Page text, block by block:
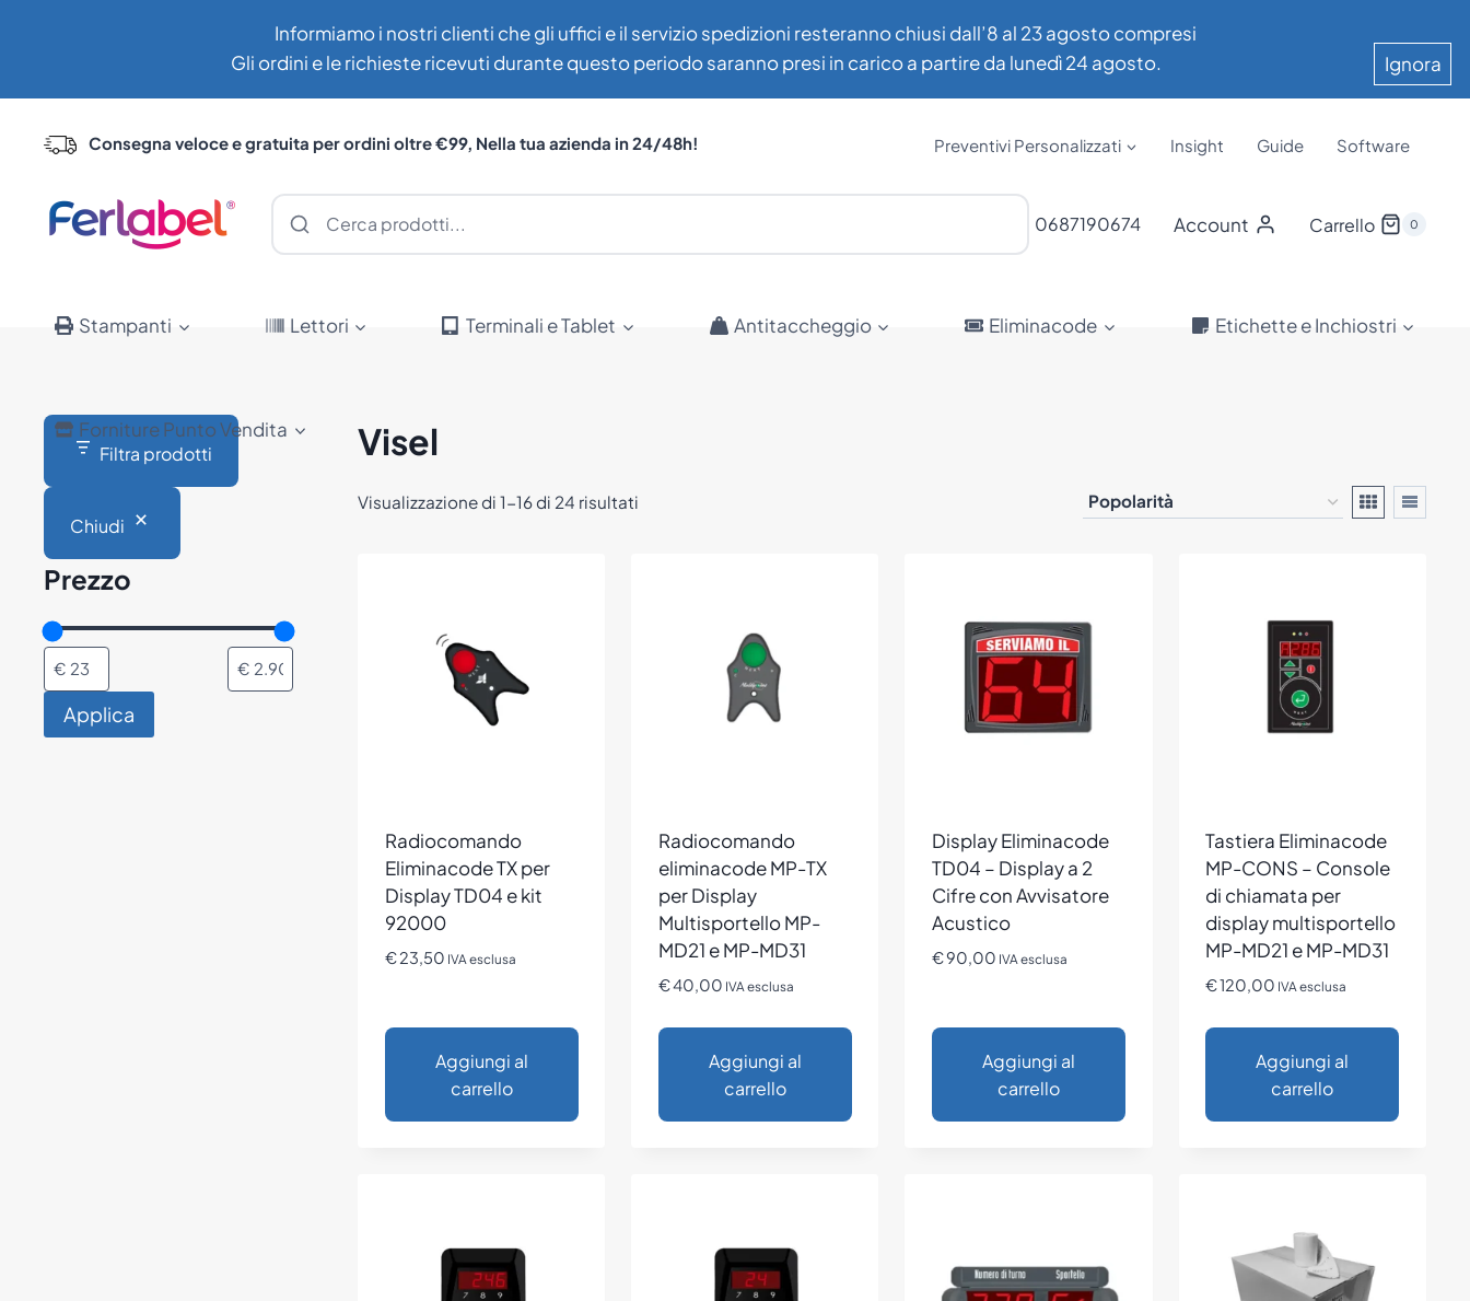
Informiamo i nostri clienti che gli uffici e il servizio spedizioni resteranno chiusi dall’8 al 23 agosto compresi
Gli ordini e le richieste ricevuti durante questo periodo saranno presi in carico a partire da lunedì 24 agosto.
Ignora
Consegna veloce e gratuita per ordini oltre €99, Nella tua azienda in 24/48h! Preventivi Personalizzati Insight Guide Software
0687190674 Account Carrello 0
Stampanti Lettori Terminali e Tablet Antitaccheggio Eliminacode Etichette e Inchiostri
Forniture Punto Vendita Visel
Visualizzazione di 1-16 di 24 risultati
Radiocomando
Eliminacode TX per
Display TD04 e kit
92000
€23,50 IVA esclusa
Aggiungi al
carrello
Radiocomando
eliminacode MP-TX
per Display
Multisportello MP-
MD21 e MP-MD31
€40,00 IVA esclusa
Aggiungi al
carrello
Display Eliminacode
TD04 – Display a 2
Cifre con Avvisatore
Acustico
€90,00 IVA esclusa
Aggiungi al
carrello
Tastiera Eliminacode
MP-CONS – Console
di chiamata per
display multisportello
MP-MD21 e MP-MD31
€120,00 IVA esclusa
Aggiungi al
carrello
Filtra prodotti
Chiudi
Prezzo
Applica